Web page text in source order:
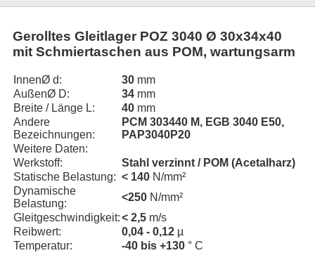
Gerolltes Gleitlager POZ 3040 Ø 30x34x40
mit Schmiertaschen aus POM, wartungsarm
InnenØ d: 30 mm
AußenØ D:
34 mm
Breite / Länge L:
40 mm
Andere
Bezeichnungen:
PCM 303440 M, EGB 3040 E50,
PAP3040P20
Weitere Daten:
Werkstoff:
Stahl verzinnt / POM (Acetalharz)
Statische Belastung: < 140 N/mm²
Dynamische
Belastung:
<250 N/mm²
Gleitgeschwindigkeit:< 2,5 m/s
Reibwert:
0,04 - 0,12 µ
Temperatur:
-40 bis +130 ° C